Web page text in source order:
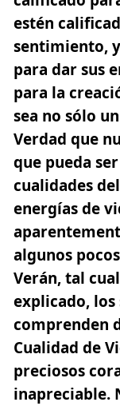
estén
sentimiento,
para dar sus
para la
sea no sólo
Verdad que
que pueda
cualidades
energías de
algunos
Verán, tal
explicado, los
comprenden
Cualidad de
preciosos
inapreciable.